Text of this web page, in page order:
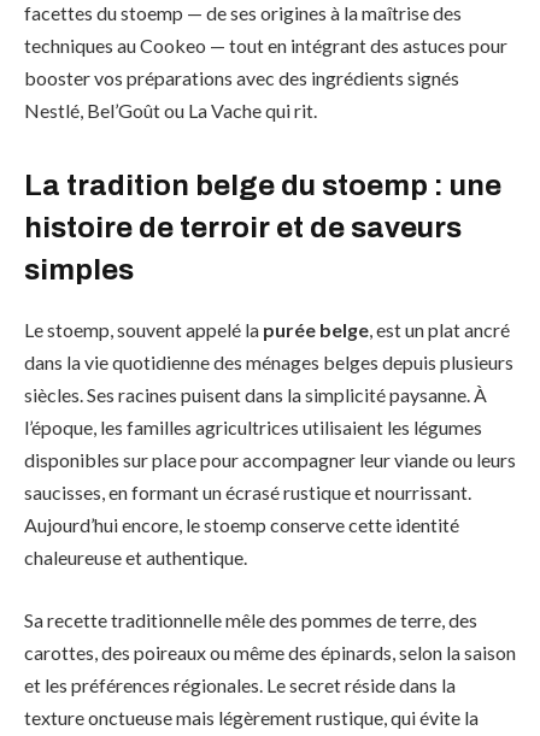
facettes du stoemp — de ses origines à la maîtrise des
techniques au Cookeo — tout en intégrant des astuces pour
booster vos préparations avec des ingrédients signés
Nestlé, Bel’Goût ou La Vache qui rit.
La tradition belge du stoemp : une
histoire de terroir et de saveurs
simples
Le stoemp, souvent appelé la purée belge, est un plat ancré
dans la vie quotidienne des ménages belges depuis plusieurs
siècles. Ses racines puisent dans la simplicité paysanne. À
l’époque, les familles agricultrices utilisaient les légumes
disponibles sur place pour accompagner leur viande ou leurs
saucisses, en formant un écrasé rustique et nourrissant.
Aujourd’hui encore, le stoemp conserve cette identité
chaleureuse et authentique.
Sa recette traditionnelle mêle des pommes de terre, des
carottes, des poireaux ou même des épinards, selon la saison
et les préférences régionales. Le secret réside dans la
texture onctueuse mais légèrement rustique, qui évite la